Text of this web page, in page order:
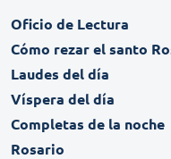
Oficio de Lectura
Cómo rezar el santo
Laudes del día
Víspera del día
Completas de la noche
Rosario